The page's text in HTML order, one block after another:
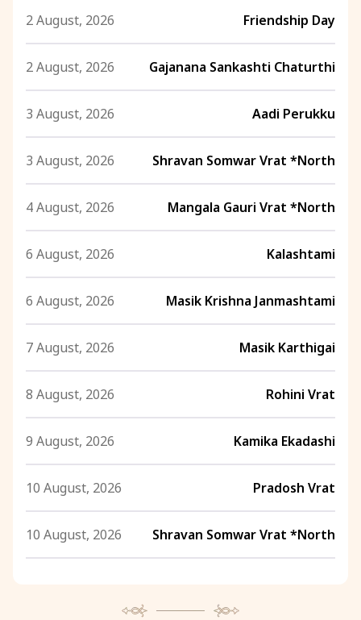
2 August, 2026 Friendship Day
2 August, 2026 Gajanana Sankashti Chaturthi
3 August, 2026 Aadi Perukku
3 August, 2026 Shravan Somwar Vrat *North
4 August, 2026 Mangala Gauri Vrat *North
6 August, 2026 Kalashtami
6 August, 2026 Masik Krishna Janmashtami
7 August, 2026 Masik Karthigai
8 August, 2026 Rohini Vrat
9 August, 2026 Kamika Ekadashi
10 August, 2026 Pradosh Vrat
10 August, 2026 Shravan Somwar Vrat *North